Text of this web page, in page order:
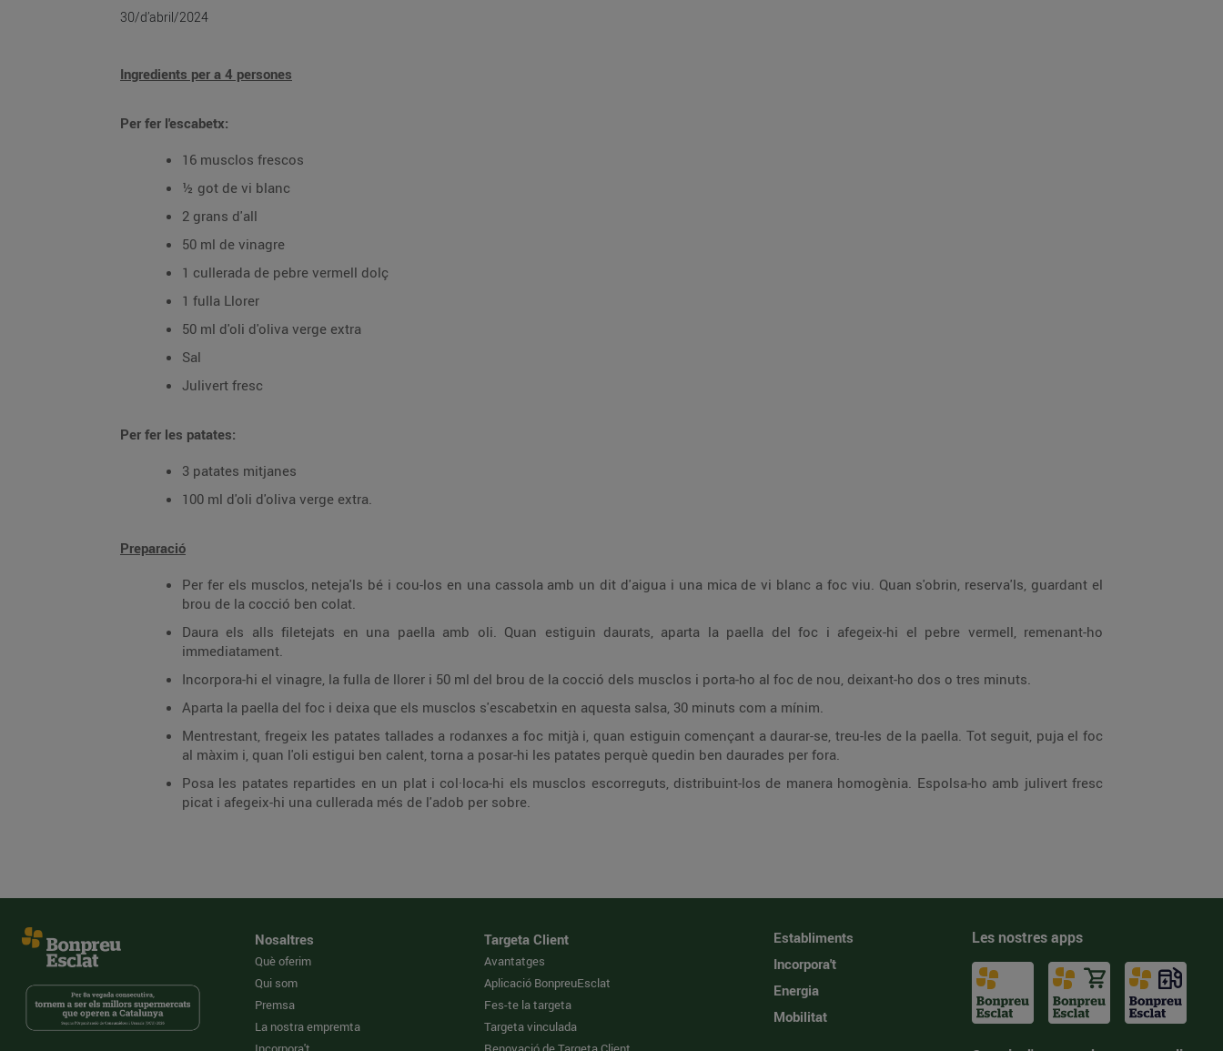
30/d’abril/2024
Ingredients per a 4 persones
Per fer l'escabetx:
16 musclos frescos
½ got de vi blanc
2 grans d'all
50 ml de vinagre
1 cullerada de pebre vermell dolç
1 fulla Llorer
50 ml d'oli d'oliva verge extra
Sal
Julivert fresc
Per fer les patates:
3 patates mitjanes
100 ml d'oli d'oliva verge extra.
Preparació
Per fer els musclos, neteja'ls bé i cou-los en una cassola amb un dit d'aigua i una mica de vi blanc a foc viu. Quan s'obrin, reserva'ls, guardant el
brou de la cocció ben colat.
Daura els alls filetejats en una paella amb oli. Quan estiguin daurats, aparta la paella del foc i afegeix-hi el pebre vermell, remenant-ho
immediatament.
Incorpora-hi el vinagre, la fulla de llorer i 50 ml del brou de la cocció dels musclos i porta-ho al foc de nou, deixant-ho dos o tres minuts.
Aparta la paella del foc i deixa que els musclos s'escabetxin en aquesta salsa, 30 minuts com a mínim.
Mentrestant, fregeix les patates tallades a rodanxes a foc mitjà i, quan estiguin començant a daurar-se, treu-les de la paella. Tot seguit, puja el foc
al màxim i, quan l'oli estigui ben calent, torna a posar-hi les patates perquè quedin ben daurades per fora.
Posa les patates repartides en un plat i col·loca-hi els musclos escorreguts, distribuint-los de manera homogènia. Espolsa-ho amb julivert fresc
picat i afegeix-hi una cullerada més de l'adob per sobre.
Nosaltres
Què oferim
Qui som
Premsa
La nostra empremta
Targeta Client
Avantatges
Aplicació BonpreuEsclat
Fes-te la targeta
Targeta vinculada
Establiments
Incorpora't
Energia
Mobilitat
Les nostres apps